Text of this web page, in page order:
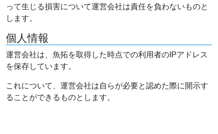
って生じる損害について運営会社は責任を負わないものと
します。
個人情報
運営会社は、魚拓を取得した時点での利用者のIPアドレス
を保存しています。
これについて、運営会社は自らが必要と認めた際に開示す
ることができるものとします。